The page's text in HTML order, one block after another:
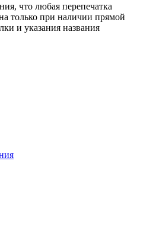
что любая перепечатка
только при наличии прямой
и указания названия